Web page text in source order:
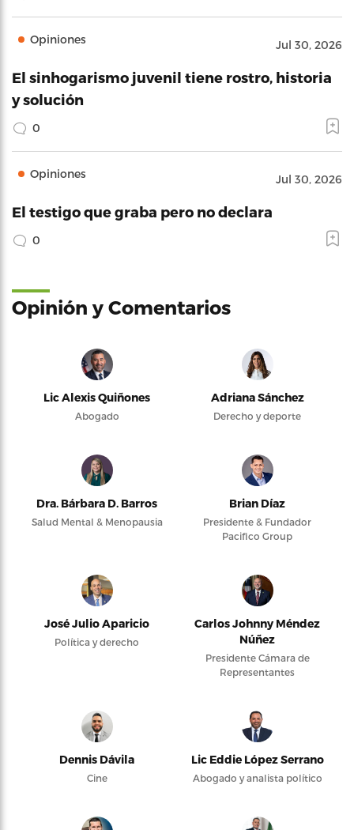
Opiniones Jul 30, 2026
El sinhogarismo juvenil tiene rostro, historia
y solución
0
Opiniones Jul 30, 2026
El testigo que graba pero no declara
0
Opinión y Comentarios
Lic Alexis Quiñones
Abogado
Adriana Sánchez
Derecho y deporte
Dra. Bárbara D. Barros
Salud Mental & Menopausia
Brian Díaz
Presidente & Fundador
Pacifico Group
José Julio Aparicio
Política y derecho
Carlos Johnny Méndez
Núñez
Presidente Cámara de
Representantes
Dennis Dávila
Cine
Lic Eddie López Serrano
Abogado y analista político